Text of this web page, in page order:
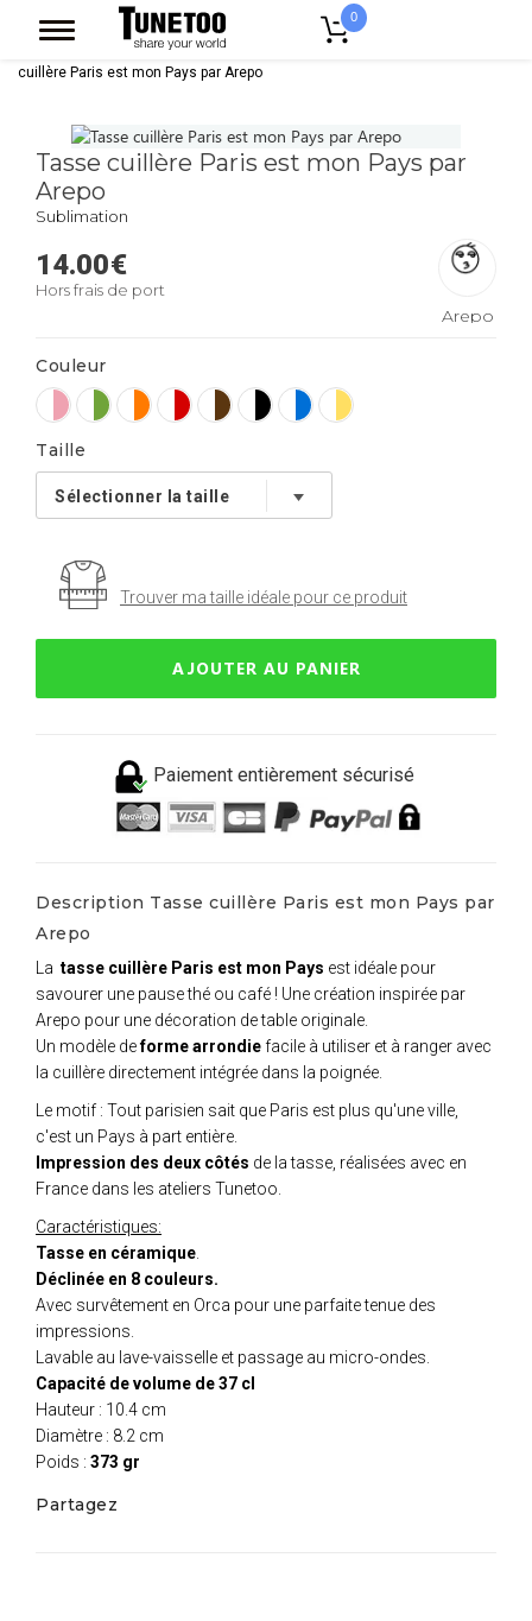
0
Accessoires Casquettes
cuillère Paris est mon Pays par Arepo
Tasse cuillère Paris est mon Pays par
Arepo
Sublimation
14.00€
Hors frais de port
Arepo
Couleur
Taille
Trouver ma taille idéale pour ce produit
AJOUTER AU PANIER
Paiement entièrement sécurisé
Description Tasse cuillère Paris est mon Pays par
Arepo
La tasse cuillère Paris est mon Pays est idéale pour
savourer une pause thé ou café ! Une création inspirée par
Arepo pour une décoration de table originale.
Un modèle deforme arrondiefacile à utiliser et à ranger avec
la cuillère directement intégrée dans la poignée.
Le motif : Tout parisien sait que Paris est plus qu'une ville,
c'est un Pays à part entière.
Impression des deux côtés de la tasse, réalisées avec en
France dans les ateliers Tunetoo.
Caractéristiques:
Tasse en céramique
Déclinée en 8 couleurs.
Avec survêtement en Orca pour une parfaite tenue des
impressions.
Lavable au lave-vaisselle et passage au micro-ondes.
Capacité de volume de 37 cl
Hauteur : 10.4 cm
Diamètre : 8.2 cm
Poids : 373 gr
Partagez